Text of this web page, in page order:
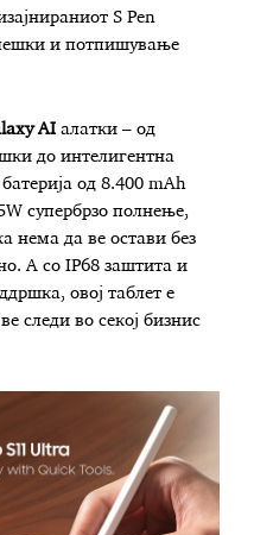
S Pen
и потпишување
AI алатки – од
до интелигентна
од 8.400 mAh
супербрзо полнење,
нема да ве остави без
А со IP68 заштита и
овој таблет е
следи во секој бизнис